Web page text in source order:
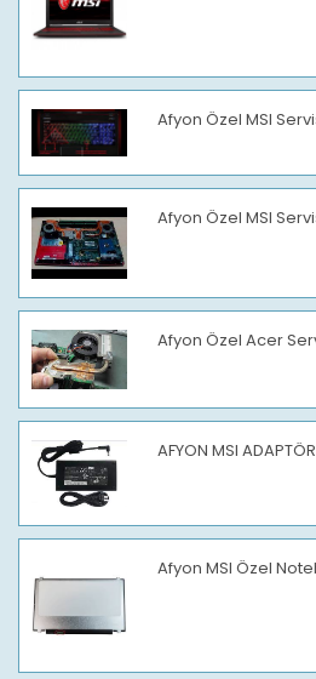
Afyon Özel MSI
Afyon Özel MSI
Afyon Özel Acer
AFYON MSI
Afyon MSI Özel